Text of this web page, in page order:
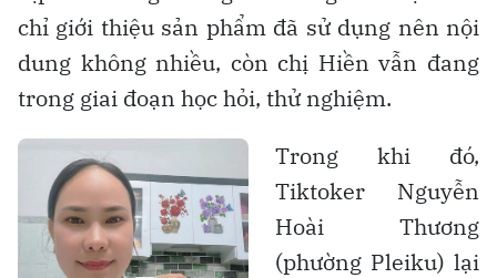
chỉ giới thiệu sản phẩm đã sử dụng nên nội
dung không nhiều, còn chị Hiền vẫn đang
trong giai đoạn học hỏi, thử nghiệm.
Trong khi đó,
Tiktoker Nguyễn
Hoài Thương
(phường Pleiku) lại